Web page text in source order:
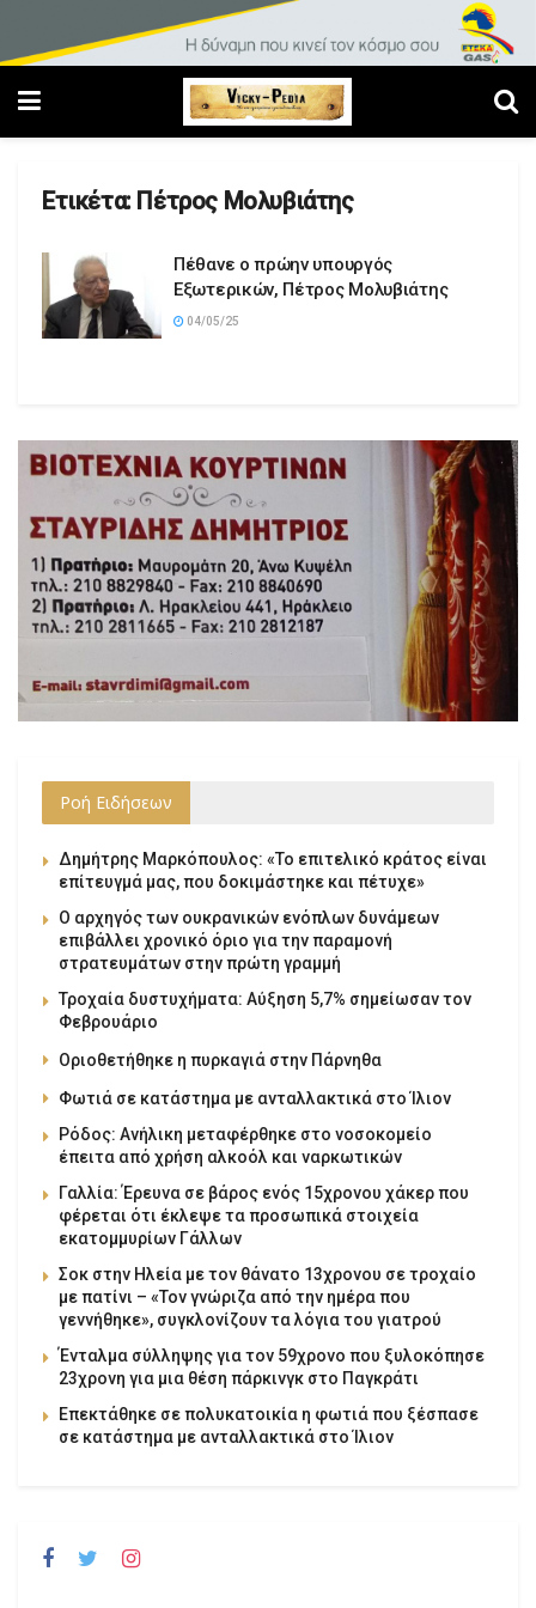
Ετικέτα: Πέτρος Μολυβιάτης
Πέθανε ο πρώην υπουργός
Εξωτερικών, Πέτρος Μολυβιάτης
04/05/25
Ροή Ειδήσεων
Δημήτρης Μαρκόπουλος: «Το επιτελικό κράτος είναι
επίτευγμά μας, που δοκιμάστηκε και πέτυχε»
Ο αρχηγός των ουκρανικών ενόπλων δυνάμεων
επιβάλλει χρονικό όριο για την παραμονή
στρατευμάτων στην πρώτη γραμμή
Τροχαία δυστυχήματα: Αύξηση 5,7% σημείωσαν τον
Φεβρουάριο
Οριοθετήθηκε η πυρκαγιά στην Πάρνηθα
Φωτιά σε κατάστημα με ανταλλακτικά στο Ίλιον
Ρόδος: Ανήλικη μεταφέρθηκε στο νοσοκομείο
έπειτα από χρήση αλκοόλ και ναρκωτικών
Γαλλία: Έρευνα σε βάρος ενός 15χρονου χάκερ που
φέρεται ότι έκλεψε τα προσωπικά στοιχεία
εκατομμυρίων Γάλλων
Σοκ στην Ηλεία με τον θάνατο 13χρονου σε τροχαίο
με πατίνι – «Τον γνώριζα από την ημέρα που
γεννήθηκε», συγκλονίζουν τα λόγια του γιατρού
Ένταλμα σύλληψης για τον 59χρονο που ξυλοκόπησε
23χρονη για μια θέση πάρκινγκ στο Παγκράτι
Επεκτάθηκε σε πολυκατοικία η φωτιά που ξέσπασε
σε κατάστημα με ανταλλακτικά στο Ίλιον